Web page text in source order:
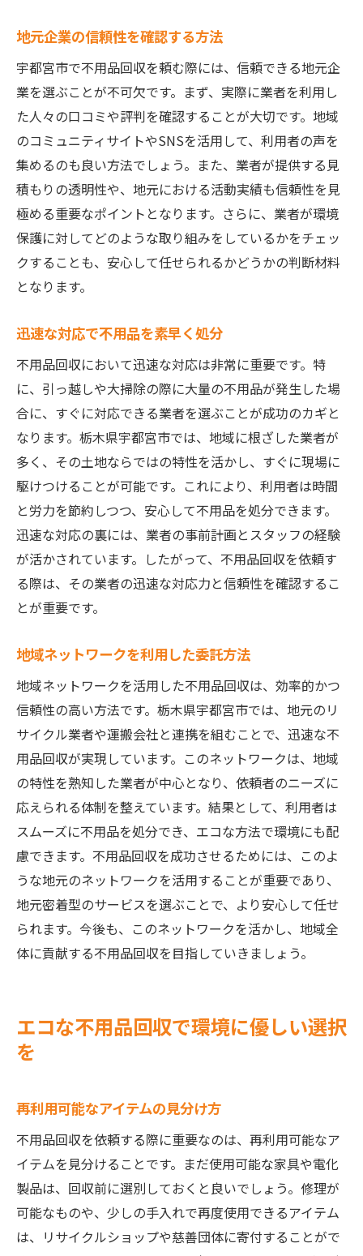
地元企業の信頼性を確認する方法
宇都宮市で不用品回収を頼む際には、信頼できる地元企
業を選ぶことが不可欠です。まず、実際に業者を利用し
た人々の口コミや評判を確認することが大切です。地域
のコミュニティサイトやSNSを活用して、利用者の声を
集めるのも良い方法でしょう。また、業者が提供する見
積もりの透明性や、地元における活動実績も信頼性を見
極める重要なポイントとなります。さらに、業者が環境
保護に対してどのような取り組みをしているかをチェッ
クすることも、安心して任せられるかどうかの判断材料
となります。
迅速な対応で不用品を素早く処分
不用品回収において迅速な対応は非常に重要です。特
に、引っ越しや大掃除の際に大量の不用品が発生した場
合に、すぐに対応できる業者を選ぶことが成功のカギと
なります。栃木県宇都宮市では、地域に根ざした業者が
多く、その土地ならではの特性を活かし、すぐに現場に
駆けつけることが可能です。これにより、利用者は時間
と労力を節約しつつ、安心して不用品を処分できます。
迅速な対応の裏には、業者の事前計画とスタッフの経験
が活かされています。したがって、不用品回収を依頼す
る際は、その業者の迅速な対応力と信頼性を確認するこ
とが重要です。
地域ネットワークを利用した委託方法
地域ネットワークを活用した不用品回収は、効率的かつ
信頼性の高い方法です。栃木県宇都宮市では、地元のリ
サイクル業者や運搬会社と連携を組むことで、迅速な不
用品回収が実現しています。このネットワークは、地域
の特性を熟知した業者が中心となり、依頼者のニーズに
応えられる体制を整えています。結果として、利用者は
スムーズに不用品を処分でき、エコな方法で環境にも配
慮できます。不用品回収を成功させるためには、このよ
うな地元のネットワークを活用することが重要であり、
地元密着型のサービスを選ぶことで、より安心して任せ
られます。今後も、このネットワークを活かし、地域全
体に貢献する不用品回収を目指していきましょう。
エコな不用品回収で環境に優しい選択
を
再利用可能なアイテムの見分け方
不用品回収を依頼する際に重要なのは、再利用可能なア
イテムを見分けることです。まだ使用可能な家具や電化
製品は、回収前に選別しておくと良いでしょう。修理が
可能なものや、少しの手入れで再度使用できるアイテム
は、リサイクルショップや慈善団体に寄付することがで